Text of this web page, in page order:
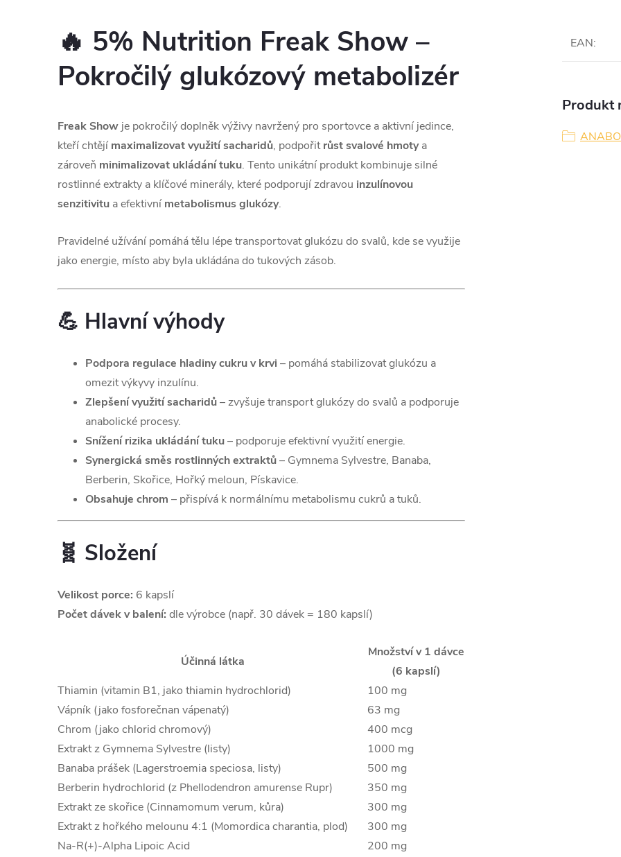
🔥 5% Nutrition Freak Show –
Pokročilý glukózový metabolizér
Freak Show je pokročilý doplněk výživy navržený pro sportovce a aktivní jedince,
kteří chtějí maximalizovat využití sacharidů, podpořitrůst svalové hmotya
zároveň minimalizovat ukládání tuku. Tento unikátní produkt kombinuje silné
rostlinné extrakty a klíčové minerály, které podporují zdravou inzulínovou
senzitivitu a efektivní metabolismus glukózy.
Pravidelné užívání pomáhá tělu lépe transportovat glukózu do svalů, kde se využije
jako energie, místo aby byla ukládána do tukových zásob.
💪 Hlavní výhody
Podpora regulace hladiny cukru v krvi – pomáhá stabilizovat glukózu a
omezit výkyvy inzulínu.
Zlepšení využití sacharidů– zvyšuje transport glukózy do svalů a podporuje
anabolické procesy.
Snížení rizika ukládání tuku– podporuje efektivní využití energie.
Synergická směs rostlinných extraktů– Gymnema Sylvestre, Banaba,
Berberin, Skořice, Hořký meloun, Pískavice.
Obsahuje chrom – přispívá k normálnímu metabolismu cukrů a tuků.
🧬 Složení
Velikost porce: 6 kapslí
Počet dávek v balení: dle výrobce (např. 30 dávek = 180 kapslí)
Účinná látka
Množství v 1 dávce
(6 kapslí)
Thiamin (vitamin B1, jako thiamin hydrochlorid)
100 mg
Vápník (jako fosforečnan vápenatý)
63 mg
Chrom (jako chlorid chromový)
400 mcg
Extrakt z Gymnema Sylvestre (listy)
1000 mg
Banaba prášek (Lagerstroemia speciosa, listy)
500 mg
Berberin hydrochlorid (z Phellodendron amurense Rupr)
350 mg
Extrakt ze skořice (Cinnamomum verum, kůra)
300 mg
Extrakt z hořkého melounu 4:1 (Momordica charantia, plod)
300 mg
Na-R(+)-Alpha Lipoic Acid
200 mg
EAN:
Produkt